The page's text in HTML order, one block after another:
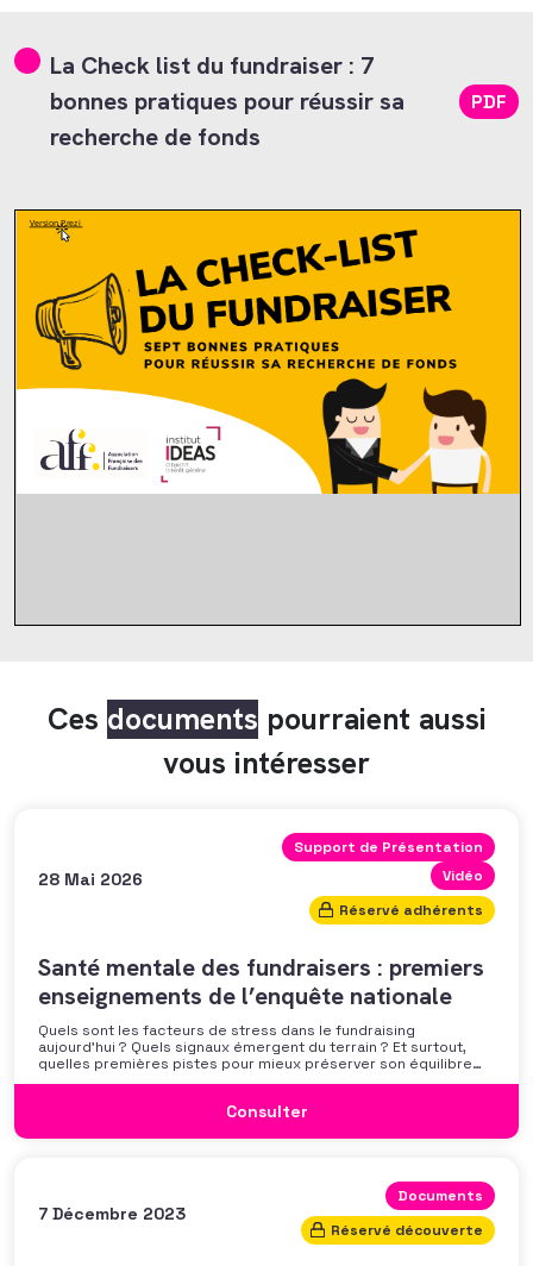
La Check list du fundraiser : 7
bonnes pratiques pour réussir sa
recherche de fonds
PDF
Ces documents pourraient aussi
vous intéresser
28 Mai 2026
Support de Présentation
Vidéo
Réservé adhérents
Santé mentale des fundraisers : premiers
enseignements de l’enquête nationale
Quels sont les facteurs de stress dans le fundraising
aujourd’hui ? Quels signaux émergent du terrain ? Et surtout,
quelles premières pistes pour mieux préserver son équilibre
professionnel ? L’AFF vous propose un webinaire pour découvrir
discussion autour des mécanismes
Consulter
7 Décembre 2023
Documents
Réservé découverte